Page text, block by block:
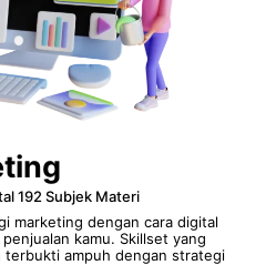
192 Subjek Materi
marketing dengan cara digital
kamu. Skillset yang
terbukti ampuh dengan strategi